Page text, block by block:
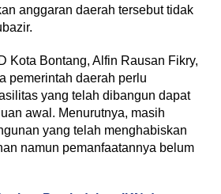
anggaran daerah tersebut tidak
Kota Bontang, Alfin Rausan Fikry,
pemerintah daerah perlu
yang telah dibangun dapat
awal. Menurutnya, masih
yang telah menghabiskan
namun pemanfaatannya belum